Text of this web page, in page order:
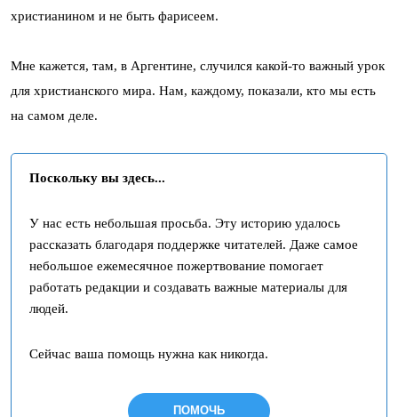
христианином и не быть фарисеем.
Мне кажется, там, в Аргентине, случился какой-то важный урок
для христианского мира. Нам, каждому, показали, кто мы есть
на самом деле.
Поскольку вы здесь...
У нас есть небольшая просьба. Эту историю удалось
рассказать благодаря поддержке читателей. Даже самое
небольшое ежемесячное пожертвование помогает
работать редакции и создавать важные материалы для
людей.
Сейчас ваша помощь нужна как никогда.
ПОМОЧЬ